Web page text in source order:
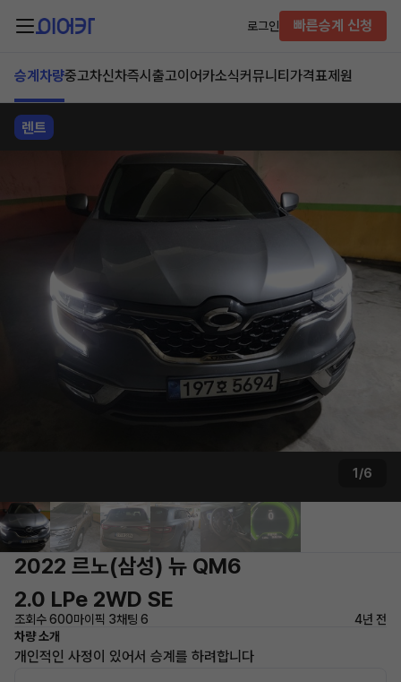
로그인 빠른승계 신청
승계차량중고차신차즉시출고이어카소식커뮤니티 가격표제원
렌트
1/6
2022 르노(삼성) 뉴 QM6
2.0 LPe 2WD SE
조회수 600마이픽 3채팅 6
4년 전
차량 소개
개인적인 사정이 있어서 승계를 하려합니다